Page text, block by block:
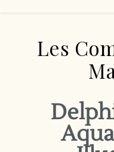
Les